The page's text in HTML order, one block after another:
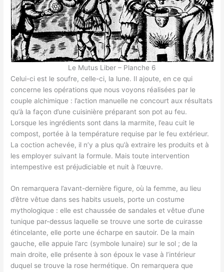
Le Mutus Liber – Planche 6
Celui-ci est le soufre, celle-ci, la lune. Il ajoute, en ce qui
concerne les opérations que nous voyons réalisées par le
couple alchimique : l’action manuelle ne concourt aux résultats
qu’à la façon d’une cuisinière préparant son pot au feu.
Lorsque les ingrédients sont dans la marmite, l’eau cuit le
compost, portée à la température requise par le feu extérieur.
La coction achevée, il n’y a plus qu’à extraire les produits et à
les employer suivant la formule. Mais toute intervention
intempestive est préjudiciable et nuit à l’œuvre.
On remarquera l’avant-dernière figure, où la femme, au lieu
d’être vêtue dans ses habits usuels, porte un costume
mythologique : elle est chaussée de sandales et vêtue d’une
tunique par-dessus laquelle se trouve une sorte de cuirasse
étincelante, elle porte une écharpe en sautoir. De la main
gauche, elle appuie l’arc (symbole lunaire) sur le sol ; de la
main droite, elle présente à son époux le vase à l’intérieur
duquel se trouve la rose hermétique. On remarquera que